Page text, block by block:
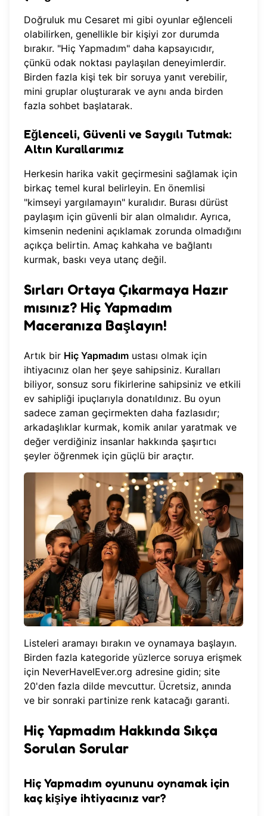
Doğruluk mu Cesaret mi gibi oyunlar eğlenceli
olabilirken, genellikle bir kişiyi zor durumda
bırakır. "Hiç Yapmadım" daha kapsayıcıdır,
çünkü odak noktası paylaşılan deneyimlerdir.
Birden fazla kişi tek bir soruya yanıt verebilir,
mini gruplar oluşturarak ve aynı anda birden
fazla sohbet başlatarak.
Eğlenceli, Güvenli ve Saygılı Tutmak:
Altın Kurallarımız
Herkesin harika vakit geçirmesini sağlamak için
birkaç temel kural belirleyin. En önemlisi
"kimseyi yargılamayın" kuralıdır. Burası dürüst
paylaşım için güvenli bir alan olmalıdır. Ayrıca,
kimsenin nedenini açıklamak zorunda olmadığını
açıkça belirtin. Amaç kahkaha ve bağlantı
kurmak, baskı veya utanç değil.
Sırları Ortaya Çıkarmaya Hazır
mısınız? Hiç Yapmadım
Maceranıza Başlayın!
Artık bir Hiç Yapmadım ustası olmak için
ihtiyacınız olan her şeye sahipsiniz. Kuralları
biliyor, sonsuz soru fikirlerine sahipsiniz ve etkili
ev sahipliği ipuçlarıyla donatıldınız. Bu oyun
sadece zaman geçirmekten daha fazlasıdır;
arkadaşlıklar kurmak, komik anılar yaratmak ve
değer verdiğiniz insanlar hakkında şaşırtıcı
şeyler öğrenmek için güçlü bir araçtır.
Listeleri aramayı bırakın ve oynamaya başlayın.
Birden fazla kategoride yüzlerce soruya erişmek
için NeverHaveIEver.org adresine gidin; site
20'den fazla dilde mevcuttur. Ücretsiz, anında
ve bir sonraki partinize renk katacağı garanti.
Hiç Yapmadım Hakkında Sıkça
Sorulan Sorular
Hiç Yapmadım oyununu oynamak için
kaç kişiye ihtiyacınız var?